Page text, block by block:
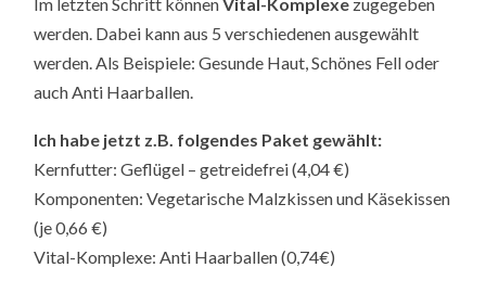
werden. Dabei kann aus 5 verschiedenen ausgewählt
werden. Als Beispiele: Gesunde Haut, Schönes Fell oder
auch Anti Haarballen.
Ich habe jetzt z.B. folgendes Paket gewählt:
Kernfutter: Geflügel – getreidefrei (4,04 €)
Komponenten: Vegetarische Malzkissen und Käsekissen
(je 0,66 €)
Vital-Komplexe: Anti Haarballen (0,74€)